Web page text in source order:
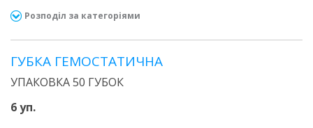
Розподіл за категоріями
ГУБКА ГЕМОСТАТИЧНА
УПАКОВКА 50 ГУБОК
6 уп.